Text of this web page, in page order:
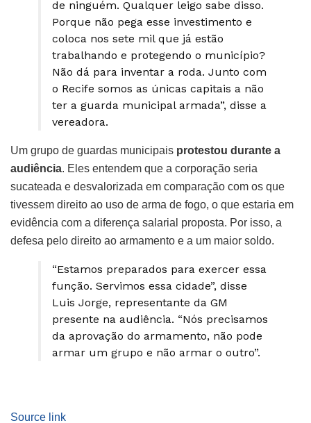
de ninguém. Qualquer leigo sabe disso.
Porque não pega esse investimento e
coloca nos sete mil que já estão
trabalhando e protegendo o município?
Não dá para inventar a roda. Junto com
o Recife somos as únicas capitais a não
ter a guarda municipal armada”, disse a
vereadora.
Um grupo de guardas municipais protestou durante a
audiência. Eles entendem que a corporação seria
sucateada e desvalorizada em comparação com os que
tivessem direito ao uso de arma de fogo, o que estaria em
evidência com a diferença salarial proposta. Por isso, a
defesa pelo direito ao armamento e a um maior soldo.
“Estamos preparados para exercer essa
função. Servimos essa cidade”, disse
Luis Jorge, representante da GM
presente na audiência. “Nós precisamos
da aprovação do armamento, não pode
armar um grupo e não armar o outro”.
Source link